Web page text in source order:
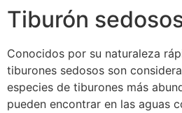
Tiburón
Conocidos por su naturaleza
tiburones sedosos son
especies de tiburones más
pueden encontrar en las aguas